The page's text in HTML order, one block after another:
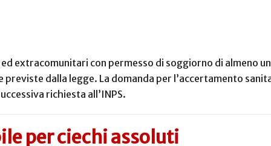
extracomunitari con permesso di soggiorno di almeno
dalla legge. La domanda per l’accertamento
richiesta all’INPS.
per ciechi assoluti